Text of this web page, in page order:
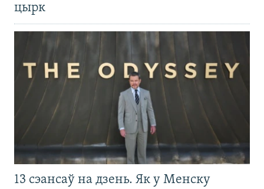
цырк
13 сэансаў на дзень. Як у Менску